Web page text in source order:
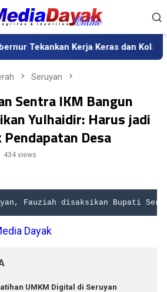
Kerja Keras dan Kolaborasi
Seruyan
Sentra IKM Bangun
Yulhaidir: Harus jadi
Desa
434 views
Fauziah disaksikan Bupati
Dayak
UMKM Digital di Seruyan